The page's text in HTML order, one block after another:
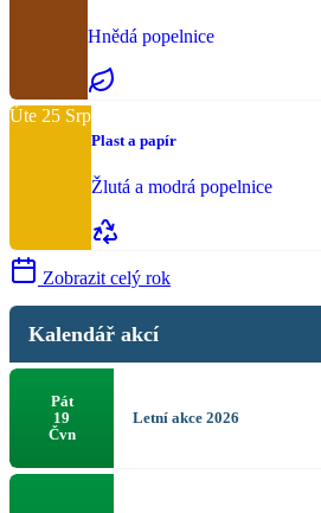
Hnědá popelnice
Úte 25 Srp
Plast a papír
Žlutá a modrá popelnice
Zobrazit celý rok
Kalendář akcí
Pát
19
Čvn
Letní akce 2026